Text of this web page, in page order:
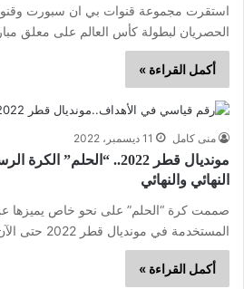
استقرت مجموعة قنوات بي ان سبورت
الحصريان لبطولة كأس العالم على معلق
أكمل القراءة »
منى كامل 11 ديسمبر، 2022
مونديال قطر 2022.. “الحلم”
النهائي والنهائي
صممت كرة “الحلم” على نحو خاص يميزها عن
المستخدمة في مونديال قطر 2022 حتى الآن ستكون “الحلم”…
أكمل القراءة »